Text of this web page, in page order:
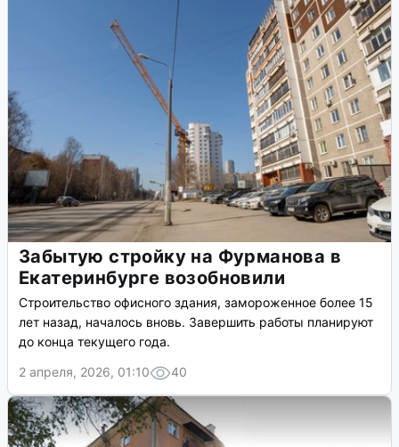
Забытую стройку на Фурманова в
Екатеринбурге возобновили
Строительство офисного здания, замороженное более 15
лет назад, началось вновь. Завершить работы планируют
до конца текущего года.
2 апреля, 2026, 01:10
40